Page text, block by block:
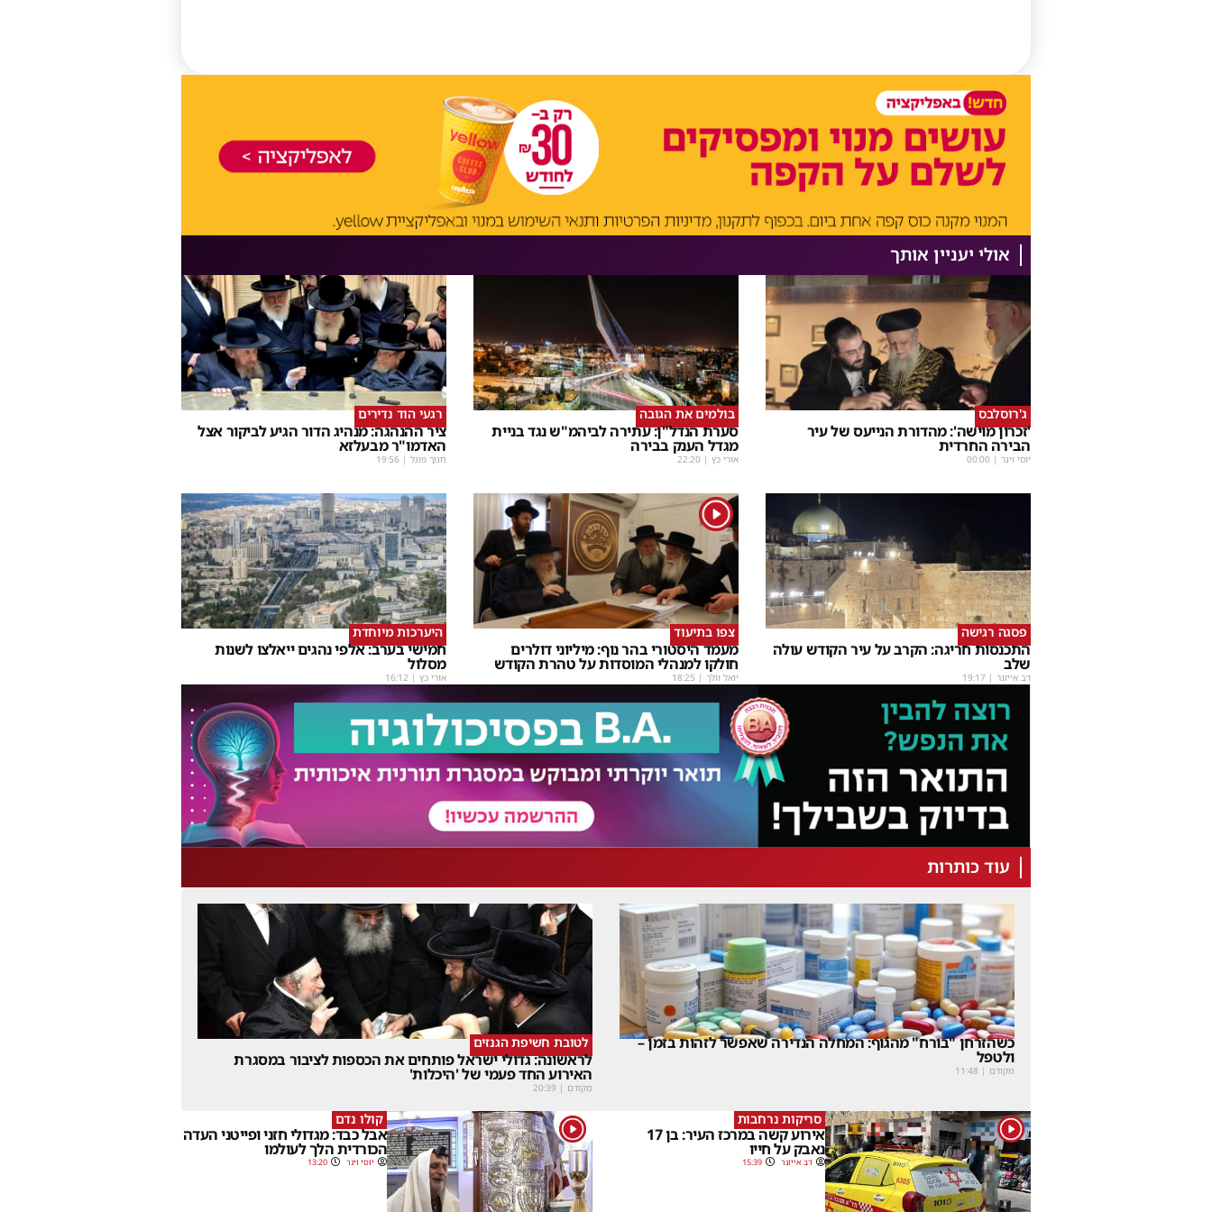
אולי יעניין אותך
ג'רוסלבס
'זכרון מוישה': מהדורת הנייעס של עיר
הבירה החרדית
יוסי וינר |
00:00
בולמים את הגובה
סערת הנדל"ן: עתירה לביהמ"ש נגד בניית
מגדל הענק בבירה
אורי כץ |
22:20
רגעי הוד נדירים
ציר ההנהגה: מנהיג הדור הגיע לביקור אצל
האדמו"ר מבעלזא
חנוך פוגל |
19:56
פסגה רגישה
התכנסות חריגה: הקרב על עיר הקודש עולה
שלב
דב אייזנר |
19:17
1
צפו בתיעוד
מעמד היסטורי בהר נוף: מיליוני דולרים
חולקו למנהלי המוסדות על טהרת הקודש
יואל וולך |
18:25
היערכות מיוחדת
חמישי בערב: אלפי נהגים ייאלצו לשנות
מסלול
אורי כץ |
16:12
עוד כותרות
כשהזרחן "בורח" מהגוף: המחלה הנדירה שאפשר לזהות בזמן –
ולטפל
מקודם |
11:48
לטובת חשיפת הגנזים
לראשונה: גדולי ישראל פותחים את הכספות לציבור במסגרת
האירוע החד פעמי של 'היכלות'
מקודם |
20:39
1 סריקות נרחבות
אירוע קשה במרכז העיר: בן 17
נאבק על חייו
דב אייזנר 15:39
1 קולו נדם
אבל כבד: מגדולי חזני ופייטני העדה
הכורדית הלך לעולמו
יוסי וינר 13:20